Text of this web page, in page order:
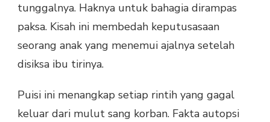
TAK
SEDARAH
WAHYU
tunggalnya. Haknya untuk bahagia dirampas
paksa. Kisah ini membedah keputusasaan
seorang anak yang menemui ajalnya setelah
disiksa ibu tirinya.
Puisi ini menangkap setiap rintih yang gagal
keluar dari mulut sang korban. Fakta autopsi